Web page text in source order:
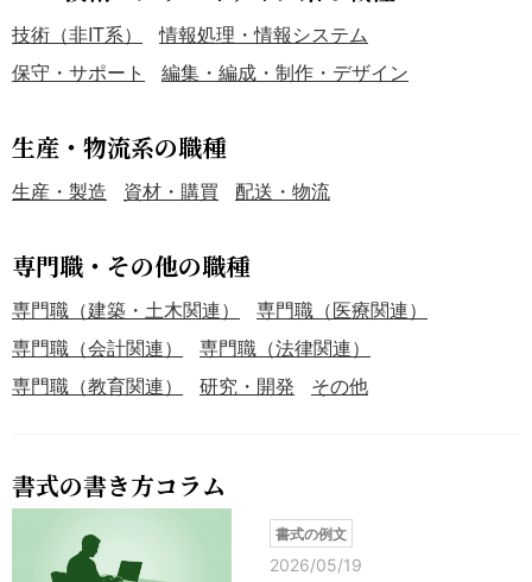
技術（非IT系）
情報処理・情報システム
保守・サポート
編集・編成・制作・デザイン
生産・物流系の職種
生産・製造 資材・購買 配送・物流
専門職・その他の職種
専門職（建築・土木関連）
専門職（医療関連）
専門職（会計関連）
専門職（法律関連）
専門職（教育関連）
研究・開発 その他
書式の書き方コラム
書式の例文
2026/05/19